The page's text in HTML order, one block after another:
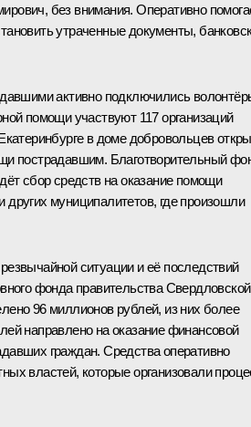
без внимания. Оперативно
утраченные документы,
активно подключились
помощи участвуют 117 организаций
в доме добровольцев
пострадавшим. Благотворительный
сбор средств на оказание помощи
муниципалитетов, где произошли
ситуации и её последствий
фонда правительства Свердловской
96 миллионов рублей, из них более
направлено на оказание финансовой
граждан. Средства оперативно
властей, которые организовали